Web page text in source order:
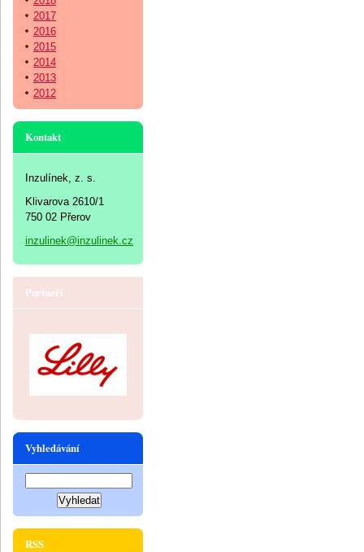
2017
2016
2015
2014
2013
2012
Kontakt
Inzulínek, z. s.
Klivarova 2610/1
750 02 Přerov
inzulinek@inzulinek.cz
Partneři
Vyhledávání
RSS